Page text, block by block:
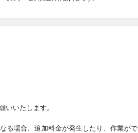
いいたします。
る場合、追加料金が発生したり、作業がで